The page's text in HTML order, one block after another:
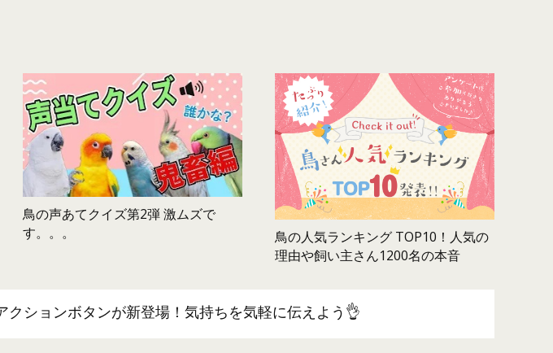
鳥の声あてクイズ第2弾 激ムズで
す。。。
鳥の人気ランキング TOP10！人気の
理由や飼い主さん1200名の本音
ションボタンが新登場！気持ちを気軽に伝えよう👌